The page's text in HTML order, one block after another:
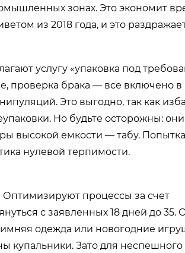
зонах. Это экономит
из 2018 года, и это
услугу «упаковка под
проверка брака — все включено в
Это выгодно, так как
Но будьте осторожны: они
высокой емкости — табу. Попытка
нулевой терпимости.
Оптимизируют процессы за счет
с заявленных 18 дней до 35.
одежда или новогодние
купальники. Зато для неспешного